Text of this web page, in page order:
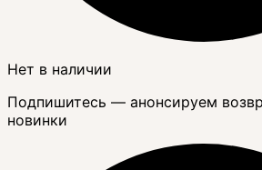
Нет в наличии
Подпишитесь — анонсируем
новинки